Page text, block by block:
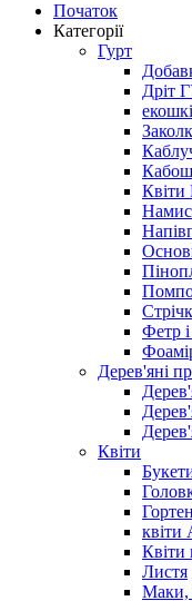
Початок
Категорії
Гурт
Дріт
Фетр
Дерев'яні
Квіти
квіти
Квіти
Листя
Маки,